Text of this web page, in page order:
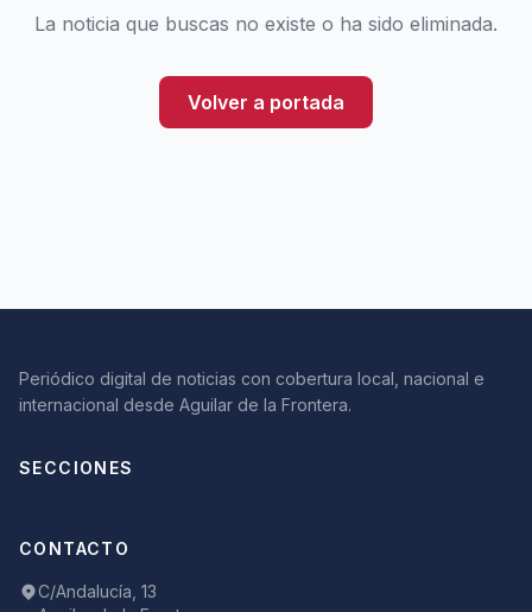
La noticia que buscas no existe o ha sido eliminada.
Volver a portada
Periódico digital de noticias con cobertura local, nacional e
internacional desde Aguilar de la Frontera.
SECCIONES
CONTACTO
C/Andalucía, 13